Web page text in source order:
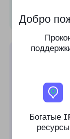
Легко
Добро
Богатые
ресурсы